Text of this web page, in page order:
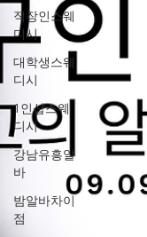
직장인스웨
디시
대학생스웨
디시
1인샵스웨
디시
강남유흥알
바
밤알바차이
점